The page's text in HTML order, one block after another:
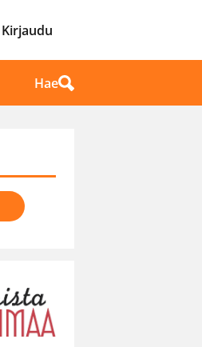
Kirjaudu
Hae